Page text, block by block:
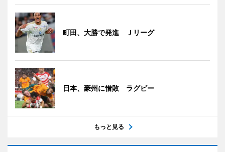
町田、大勝で発進 Ｊリーグ
日本、豪州に惜敗 ラグビー
もっと見る